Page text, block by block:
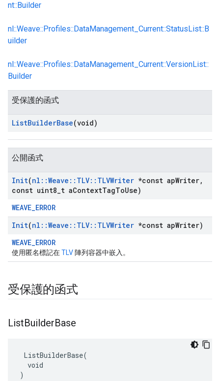
nt::Builder
nl::Weave::Profiles::DataManagement_Current::StatusList::B
uilder
nl::Weave::Profiles::DataManagement_Current::VersionList::
Builder
受保護的函式
ListBuilderBase(void)
公開函式
Init(nl ::Weave :: TLV:: TLVWriter *const apWriter,
const uint8 t aContextTagToUse)
WEAVE_ERROR
Init(nl ::Weave :: TLV:: TLVWriter *const apWriter)
WEAVE_ERROR
使用匿名標記在TLV 陣列容器中嵌入。
受保護的函式
ListBuilderBase
ListBuilderBase(
  void
)